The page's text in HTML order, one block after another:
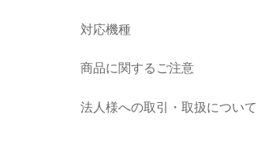
対応機種
商品に関するご注意
法人様への取引・取扱について